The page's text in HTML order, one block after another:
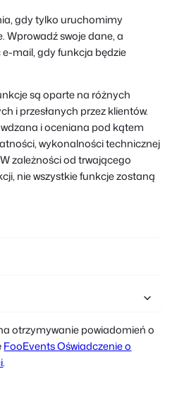
Czech
Greek
gdy tylko uruchomimy
Wprowadź swoje dane, a
mail, gdy funkcja będzie
są oparte na różnych
i przesłanych przez klientów.
i oceniana pod kątem
wykonalności technicznej
zależności od trwającego
nie wszystkie funkcje zostaną
otrzymywanie powiadomień o
FooEvents Oświadczenie o
.